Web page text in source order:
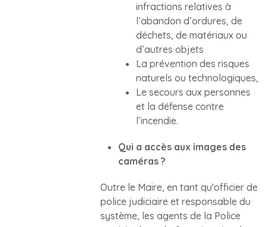
infractions relatives à
l’abandon d’ordures, de
déchets, de matériaux ou
d’autres objets
La prévention des risques
naturels ou technologiques,
Le secours aux personnes
et la défense contre
l’incendie.
Qui a accès aux images des
caméras ?
Outre le Maire, en tant qu'officier de
police judiciaire et responsable du
système, les agents de la Police